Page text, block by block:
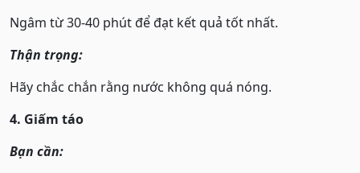
Ngâm từ 30-40 phút để đạt kết quả tốt nhất.
Thận trọng:
Hãy chắc chắn rằng nước không quá nóng.
4. Giấm táo
Bạn cần: